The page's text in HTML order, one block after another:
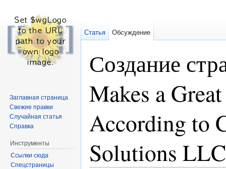
Создание
Makes a
According to
Solutions
Статья Обсуждение
Заглавная страница
Свежие правки
Случайная статья
Справка
Инструменты
Ссылки сюда
Спецстраницы